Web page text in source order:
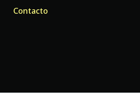
Contacto